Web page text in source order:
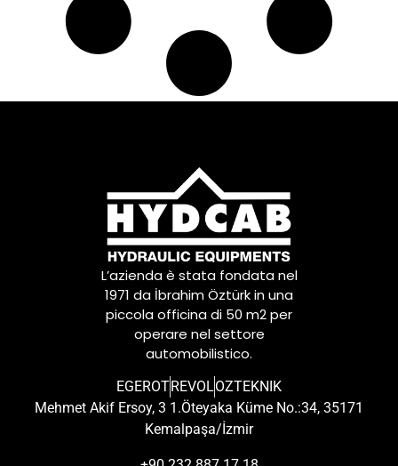
L’azienda è stata fondata nel
1971 da İbrahim Öztürk in una
piccola officina di 50 m2 per
operare nel settore
automobilistico.
EGEROTREVOLOZTEKNIK
Mehmet Akif Ersoy, 3 1.Öteyaka Küme No.:34, 35171
Kemalpaşa/İzmir